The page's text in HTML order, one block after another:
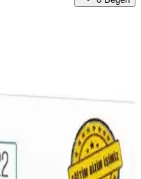
Kutusu' kitabıyla sınav
hemen çalışmaya başlayın!
Çözümlü 5